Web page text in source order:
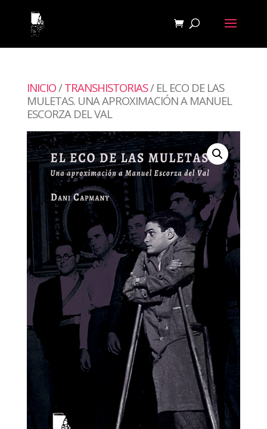
INICIO/TRANSHISTORIAS/ EL ECO DE LAS
MULETAS. UNA APROXIMACIÓN A MANUEL
ESCORZA DEL VAL